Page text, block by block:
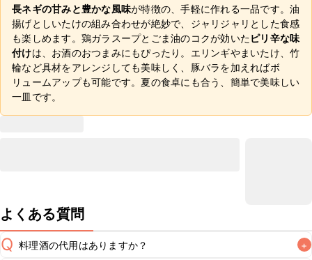
長ネギの甘みと豊かな風味が特徴の、手軽に作れる一品です。油
揚げとしいたけの組み合わせが絶妙で、ジャリジャリとした食感
も楽しめます。鶏ガラスープとごま油のコクが効いたピリ辛な味
付けは、お酒のおつまみにもぴったり。エリンギやまいたけ、竹
輪など具材をアレンジしても美味しく、豚バラを加えればボ
リュームアップも可能です。夏の食卓にも合う、簡単で美味しい
一皿です。
よくある質問
Q 料理酒の代用はありますか？ +